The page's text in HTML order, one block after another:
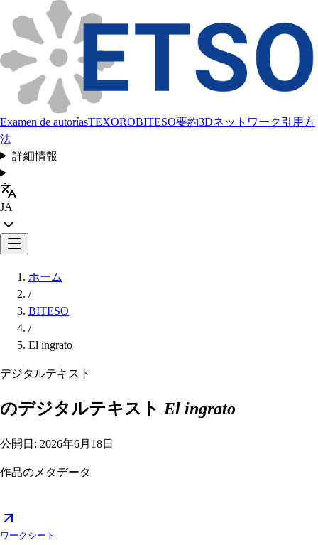
Examen de autoríasTEXOROBITESO要約3Dネットワーク引用方
法
詳細情報
JA
ホーム
/
BITESO
/
El ingrato
デジタルテキスト
のデジタルテキスト El ingrato
公開日: 2026年6月18日
作品のメタデータ
ワークシート